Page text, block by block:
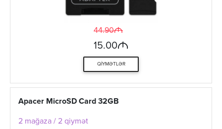
44.90M
15.00M
QIYMƏTLƏR
Apacer MicroSD Card 32GB
2 mağaza / 2 qiymət